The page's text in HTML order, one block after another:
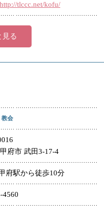
http://tlccc.net/kofu/
見る
教会
府市 武田3-17-4
府駅から徒歩10分
4560